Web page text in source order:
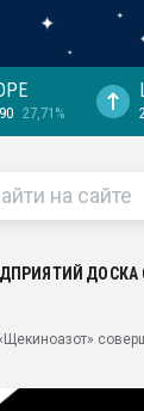
27,71%
ДОСКА